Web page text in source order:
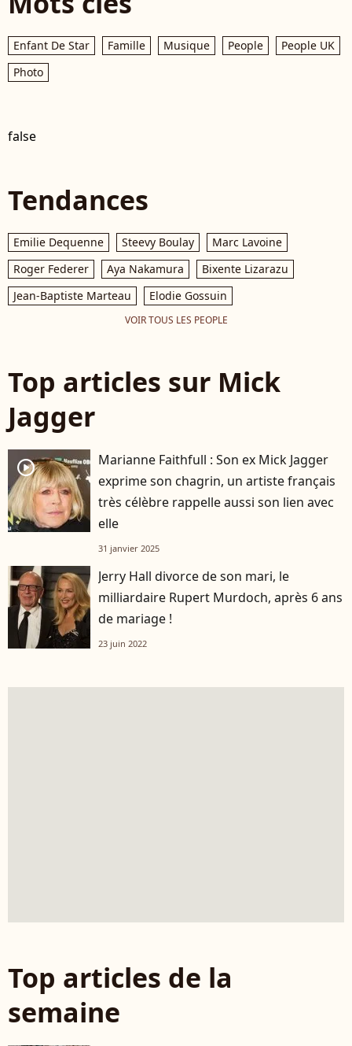
Enfant De Star Famille Musique People
People UK
Photo
false
Tendances
Emilie Dequenne Steevy Boulay
Marc Lavoine
Roger Federer
Aya Nakamura
Bixente Lizarazu
Jean-Baptiste Marteau
Elodie Gossuin
VOIR TOUS LES PEOPLE
Top articles sur Mick
Jagger
player2
Marianne Faithfull : Son ex Mick Jagger
exprime son chagrin, un artiste français
très célèbre rappelle aussi son lien avec
elle
31 janvier 2025
Jerry Hall divorce de son mari, le
milliardaire Rupert Murdoch, après 6 ans
de mariage !
23 juin 2022
Top articles de la
semaine